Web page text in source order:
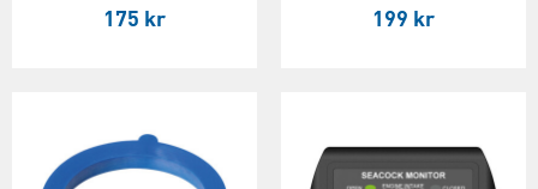
175 kr 199 kr